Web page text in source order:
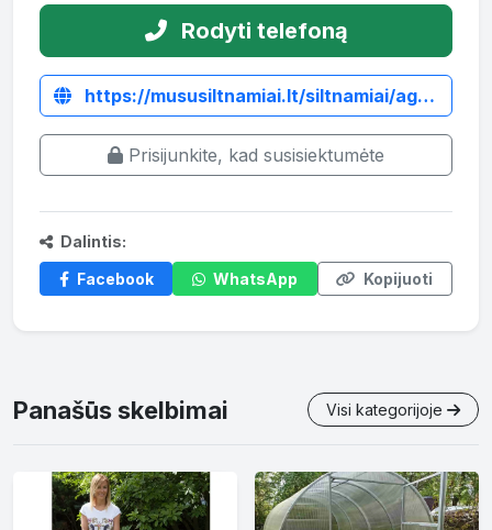
Rodyti telefoną
https://mususiltnamiai.lt/siltnamiai/agro-liuks-titan/
Prisijunkite, kad susisiektumėte
Dalintis:
Facebook
WhatsApp Kopijuoti
Panašūs skelbimai Visi kategorijoje